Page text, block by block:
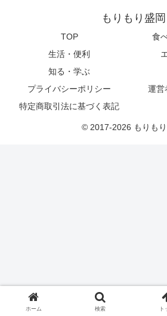
もりもり盛岡
TOP
食
生活・便利
知る・学ぶ
プライバシーポリシー
運営
特定商取引法に基づく表記
© 2017-2026 もりも
ホーム 検索 ト